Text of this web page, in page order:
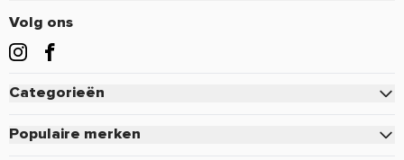
Contact
Veelgestelde vragen
Betalen
Verzenden & Bezorgen
Volg ons
Categorieën
Populaire merken